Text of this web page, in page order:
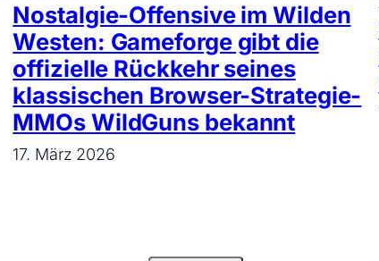
Nostalgie-Offensive im Wilden
Westen: Gameforge gibt die
offizielle Rückkehr seines
klassischen Browser-Strategie-
MMOs WildGuns bekannt
17. März 2026